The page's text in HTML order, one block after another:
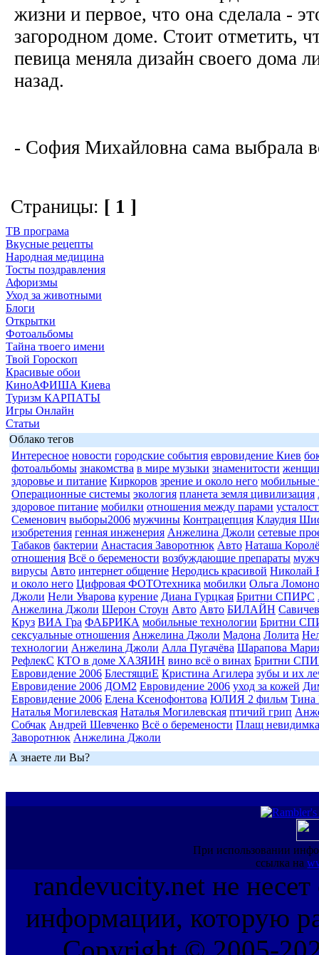
жизни и первое, что она сделала -
загородном доме. Стоит отметить,
певица меняла дизайн своего дома
назад.
- София Михайловна сама выбрала
Страницы: [ 1 ]
ТВ програма
Вкусные рецепты
Народная медицина
Тосты поздравления
Афоризмы
Уход за животными
Блоги
Открытки
Фотоальбомы
Тайна твоего имени
Твой Гороскоп
Красивые обои
КиноАФИША Киева
Туризм КАРПАТЫ
Игры Онлайн
Статьи
Облако тегов
Интересное новости городские события евровидение Киев
фотоальбомы знакомства в мире музыки знаменитости
здоровье и питание Киркоров зрение и около него мобильные
Операционные системы экология планета земля цивилизация
здоровое питание мобилки отношения между парами
Семенович выборы2006 мужчины Контрацепция Клаудия
изобретения генная инженерия Анжелина Джоли сетевые
Табаков бактерии Анастасия Заворотнюк Авто Наташа
отношения Всё о беремености возбуждающие препараты
вирусы Авто интернет общение Неродись красивой Николай
и около него Цифровая ФОТОтехника мобилки Ольга
Джоли Нели Уварова курение Диана Гурцкая Бритни СПИРС
Анжелина Джоли Шерон Стоун Авто Авто БИЛАЙН
Круз ВИА Гра ФАБРИКА мобильные технологии Бритни
сексуальные отношения Анжелина Джоли Мадона Лолита
технологии Анжелина Джоли Алла Пугачёва Шарапова
РефлекС КТО в доме ХАЗЯИН вино всё о винах Бритни
Евровидение 2006 БлестящиЕ Кристина Агилера зубы и их
Евровидение 2006 ДОМ2 Евровидение 2006 уход за кожей
Евровидение 2006 Елена Ксенофонтова ЮЛИЯ 2 фильм Тина
Наталья Могилевская Наталья Могилевская птичий грип
Собчак Андрей Шевченко Всё о беремености Плащ невидимка
Заворотнюк Анжелина Джоли
А знаете ли Вы?
При использовании
ссылка на
randevucity.net не несет
информации, которую